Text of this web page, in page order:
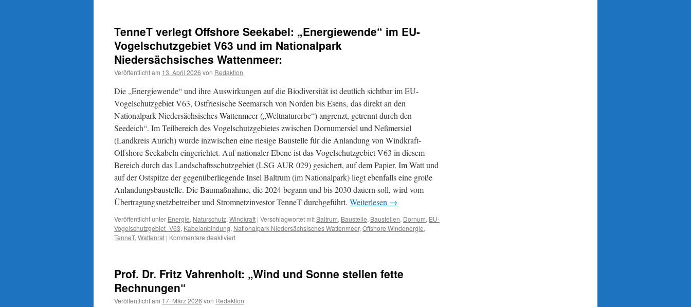
TenneT verlegt Offshore Seekabel: „Energiewende“ im EU-
Vogelschutzgebiet V63 und im Nationalpark
Niedersächsisches Wattenmeer:
Veröffentlicht am 13. April 2026 von Redaktion
Die „Energiewende“ und ihre Auswirkungen auf die Biodiversität ist deutlich sichtbar im EU-
Vogelschutzgebiet V63, Ostfriesische Seemarsch von Norden bis Esens, das direkt an den
Nationalpark Niedersächsisches Wattenmeer („Weltnaturerbe“) angrenzt, getrennt durch den
Seedeich“. Im Teilbereich des Vogelschutzgebietes zwischen Dornumersiel und Neßmersiel
(Landkreis Aurich) wurde inzwischen eine riesige Baustelle für die Anlandung von Windkraft-
Offshore Seekabeln eingerichtet. Auf nationaler Ebene ist das Vogelschutzgebiet V63 in diesem
Bereich durch das Landschaftsschutzgebiet (LSG AUR 029) gesichert, auf dem Papier. Im Watt und
auf der Ostspitze der gegenüberliegende Insel Baltrum (im Nationalpark) liegt ebenfalls eine große
Anlandungsbaustelle. Die Baumaßnahme, die 2024 begann und bis 2030 dauern soll, wird vom
Übertragungsnetzbetreiber und Stromnetzinvestor TenneT durchgeführt. Weiterlesen →
Veröffentlicht unter Energie, Naturschutz, Windkraft | Verschlagwortet mit Baltrum, Baustelle, Baustellen, Dornum, EU-
Vogelschutzgebiet_V63, Kabelanbindung, Nationalpark Niedersächsisches Wattenmeer, Offshore Windenergie,
TenneT, Wattenrat | Kommentare deaktiviertfür
Seekabel:
EU-
Prof. Dr. Fritz Vahrenholt: „Wind und Sonne stellen fette
Rechnungen“
Veröffentlicht am 17. März 2026 von Redaktion